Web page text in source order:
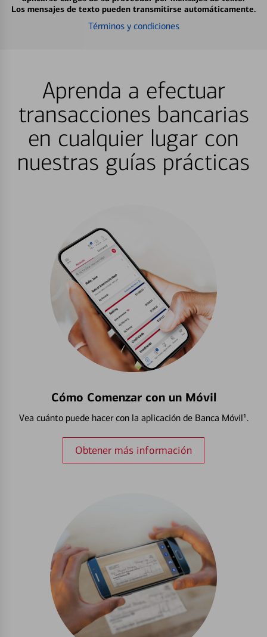
Los mensajes de texto pueden transmitirse automáticamente.
Términos y condiciones
Aprenda a efectuar
transacciones bancarias
en cualquier lugar con
nuestras guías prácticas
Cómo Comenzar con un Móvil
Vea cuánto puede hacer con la aplicación de Banca Móvil¹.
Obtener más información